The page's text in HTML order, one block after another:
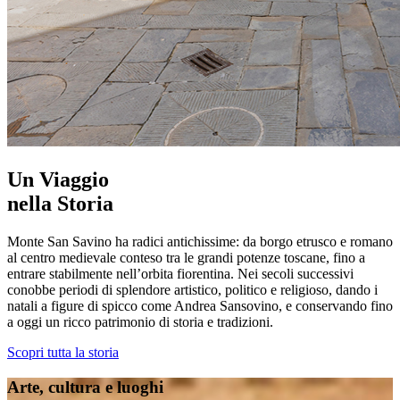
Un Viaggio
nella Storia
Monte San Savino ha radici antichissime: da borgo etrusco e romano
al centro medievale conteso tra le grandi potenze toscane, fino a
entrare stabilmente nell’orbita fiorentina. Nei secoli successivi
conobbe periodi di splendore artistico, politico e religioso, dando i
natali a figure di spicco come Andrea Sansovino, e conservando fino
a oggi un ricco patrimonio di storia e tradizioni.
Scopri tutta la storia
Arte, cultura e luoghi